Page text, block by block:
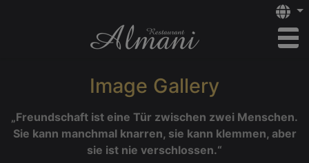
Ιmage Gallery
„Freundschaft ist eine Tür zwischen zwei Menschen.
Sie kann manchmal knarren, sie kann klemmen, aber
sie ist nie verschlossen.“